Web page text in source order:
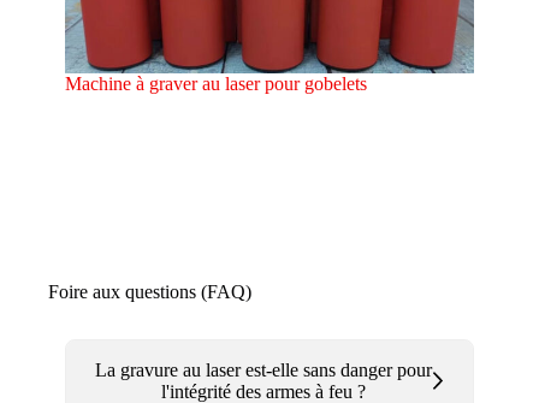
Machine à graver au laser pour gobelets
Foire aux questions (FAQ)
La gravure au laser est-elle sans danger pour
l'intégrité des armes à feu ?